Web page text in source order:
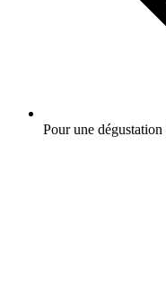
Pour une